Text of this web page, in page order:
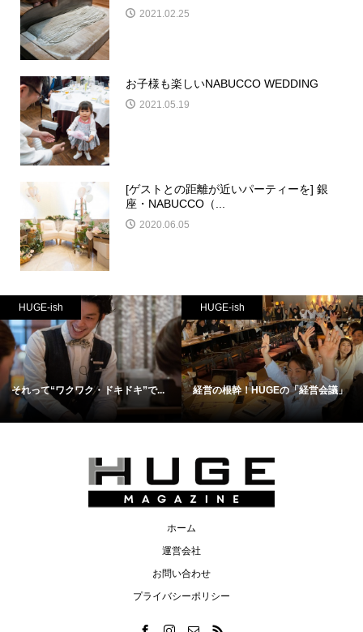
2021.02.25
お子様も楽しいNABUCCO WEDDING
2021.05.19
[ゲストとの距離が近いパーティーを] 銀
座・NABUCCO（...
2020.06.05
HUGE-ish
それって“ワクワク・ドキドキ”で...
HUGE-ish
経営の根幹！HUGEの「経営会議」
ホーム
運営会社
お問い合わせ
プライバシーポリシー